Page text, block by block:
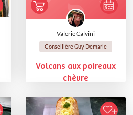
Valerie Calvini
Conseillère Guy Demarle
Volcans aux poireaux
chèvre